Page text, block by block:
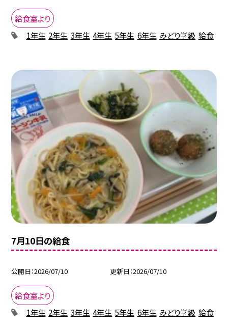
給食室より
1年生 2年生 3年生 4年生 5年生 6年生 みどり学級 給食
7月10日の給食
公開日 2026/07/10 更新日 2026/07/10
給食室より
1年生 2年生 3年生 4年生 5年生 6年生 みどり学級 給食